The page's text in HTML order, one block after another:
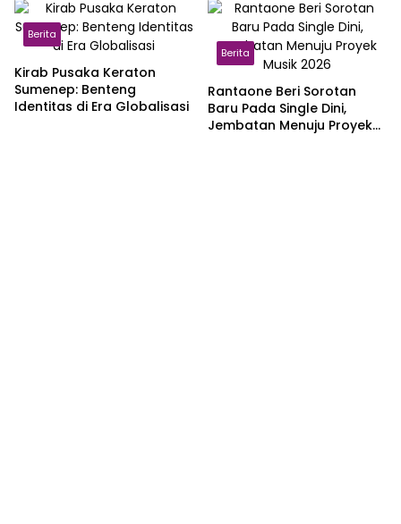
Berita
Kirab Pusaka Keraton
Sumenep: Benteng
Identitas di Era Globalisasi
Berita
Rantaone Beri Sorotan
Baru Pada Single Dini,
Jembatan Menuju Proyek